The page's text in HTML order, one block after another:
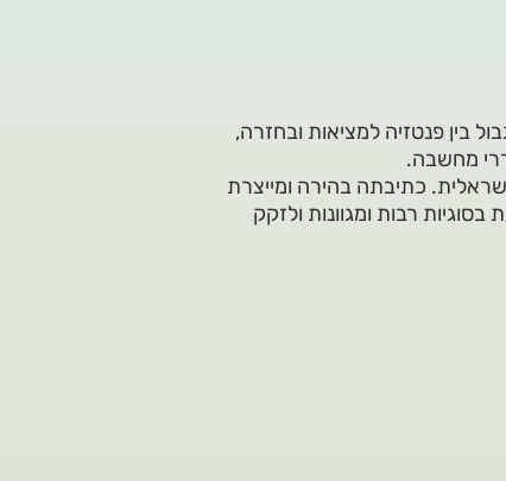
בין פנטזיה למציאות ובחזרה,
מחשבה.
כתיבתה בהירה ומייצרת
רבות ומגוונות ולזקק